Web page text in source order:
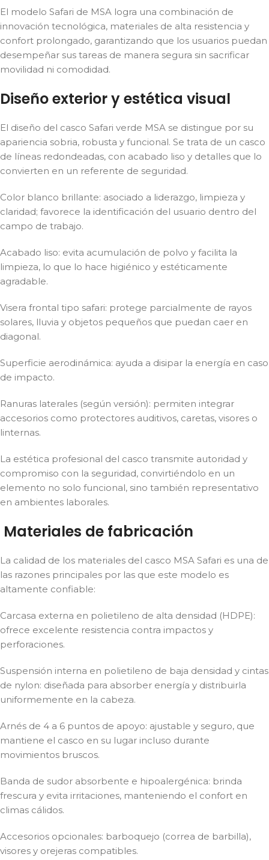
El modelo Safari de MSA logra una combinación de
innovación tecnológica, materiales de alta resistencia y
confort prolongado, garantizando que los usuarios puedan
desempeñar sus tareas de manera segura sin sacrificar
movilidad ni comodidad.
Diseño exterior y estética visual
El diseño del casco Safari verde MSA se distingue por su
apariencia sobria, robusta y funcional. Se trata de un casco
de líneas redondeadas, con acabado liso y detalles que lo
convierten en un referente de seguridad.
Color blanco brillante: asociado a liderazgo, limpieza y
claridad; favorece la identificación del usuario dentro del
campo de trabajo.
Acabado liso: evita acumulación de polvo y facilita la
limpieza, lo que lo hace higiénico y estéticamente
agradable.
Visera frontal tipo safari: protege parcialmente de rayos
solares, lluvia y objetos pequeños que puedan caer en
diagonal.
Superficie aerodinámica: ayuda a disipar la energía en caso
de impacto.
Ranuras laterales (según versión): permiten integrar
accesorios como protectores auditivos, caretas, visores o
linternas.
La estética profesional del casco transmite autoridad y
compromiso con la seguridad, convirtiéndolo en un
elemento no solo funcional, sino también representativo
en ambientes laborales.
Materiales de fabricación
La calidad de los materiales del casco MSA Safari es una de
las razones principales por las que este modelo es
altamente confiable:
Carcasa externa en polietileno de alta densidad (HDPE):
ofrece excelente resistencia contra impactos y
perforaciones.
Suspensión interna en polietileno de baja densidad y cintas
de nylon: diseñada para absorber energía y distribuirla
uniformemente en la cabeza.
Arnés de 4 a 6 puntos de apoyo: ajustable y seguro, que
mantiene el casco en su lugar incluso durante
movimientos bruscos.
Banda de sudor absorbente e hipoalergénica: brinda
frescura y evita irritaciones, manteniendo el confort en
climas cálidos.
Accesorios opcionales: barboquejo (correa de barbilla),
visores y orejeras compatibles.